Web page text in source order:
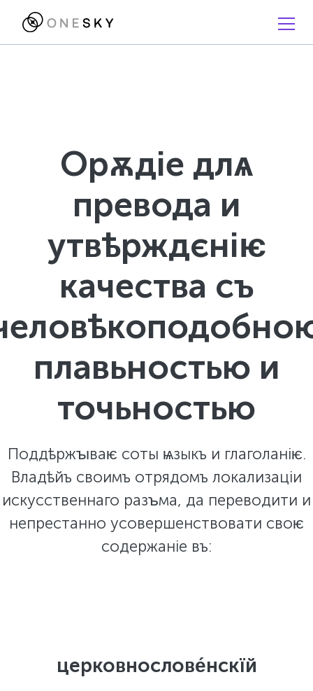
Орѫдіе длѧ
превода и
утвѣрждєніѥ
качества съ
плавьностью и
точьностью
Поддѣржꙑваѥ соты ѩзыкъ и глаголаніѥ.
Владѣйъ своимъ отрядомъ локализаціи
искусственнаго разꙏма, да переводити и
непрестанно усовершенствовати своѥ
содержаніе въ:
церковнослове́нскїй